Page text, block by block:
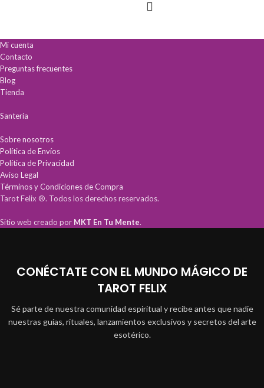
Mi cuenta
Contacto
Preguntas frecuentes
Blog
Tienda
Santería
Sobre nosotros
Política de Envíos
Política de Privacidad
Aviso Legal
Términos y Condiciones de Compra
Tarot Felix ®. Todos los derechos reservados.
Sitio web creado por MKT En Tu Mente.
CONÉCTATE CON EL MUNDO MÁGICO DE
TAROT FELIX
Sé parte de nuestra comunidad espiritual y recibe antes que nadie
nuestras guías, rituales, lanzamientos exclusivos y secretos del arte
esotérico.